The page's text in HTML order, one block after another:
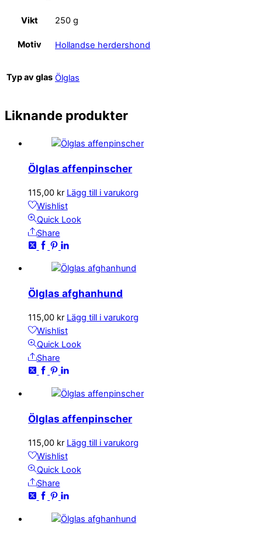
Vikt 250 g
Motiv Hollandse herdershond
Typ av glas Ölglas
Liknande produkter
Ölglas affenpinscher
115,00 kr Lägg till i varukorg
Wishlist
Quick Look
Share
Ölglas afghanhund
115,00 kr Lägg till i varukorg
Wishlist
Quick Look
Share
Ölglas affenpinscher
115,00 kr Lägg till i varukorg
Wishlist
Quick Look
Share